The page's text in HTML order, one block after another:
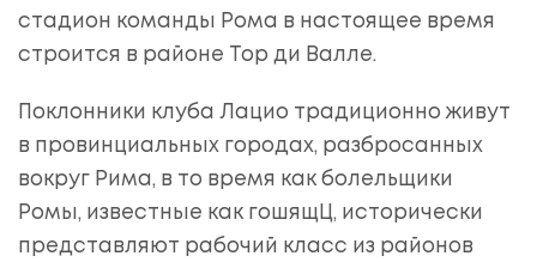
стадион команды Рома в настоящее время
строится в районе Тор ди Валле.
Поклонники клуба Лацио традиционно живут
в провинциальных городах, разбросанных
вокруг Рима, в то время как болельщики
Ромы, известные как гошящЦ, исторически
представляют рабочий класс из районов